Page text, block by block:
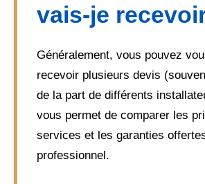
vais-je
Généralement, vous pouvez
recevoir plusieurs devis
de la part de différents
vous permet de comparer les
services et les garanties
professionnel.